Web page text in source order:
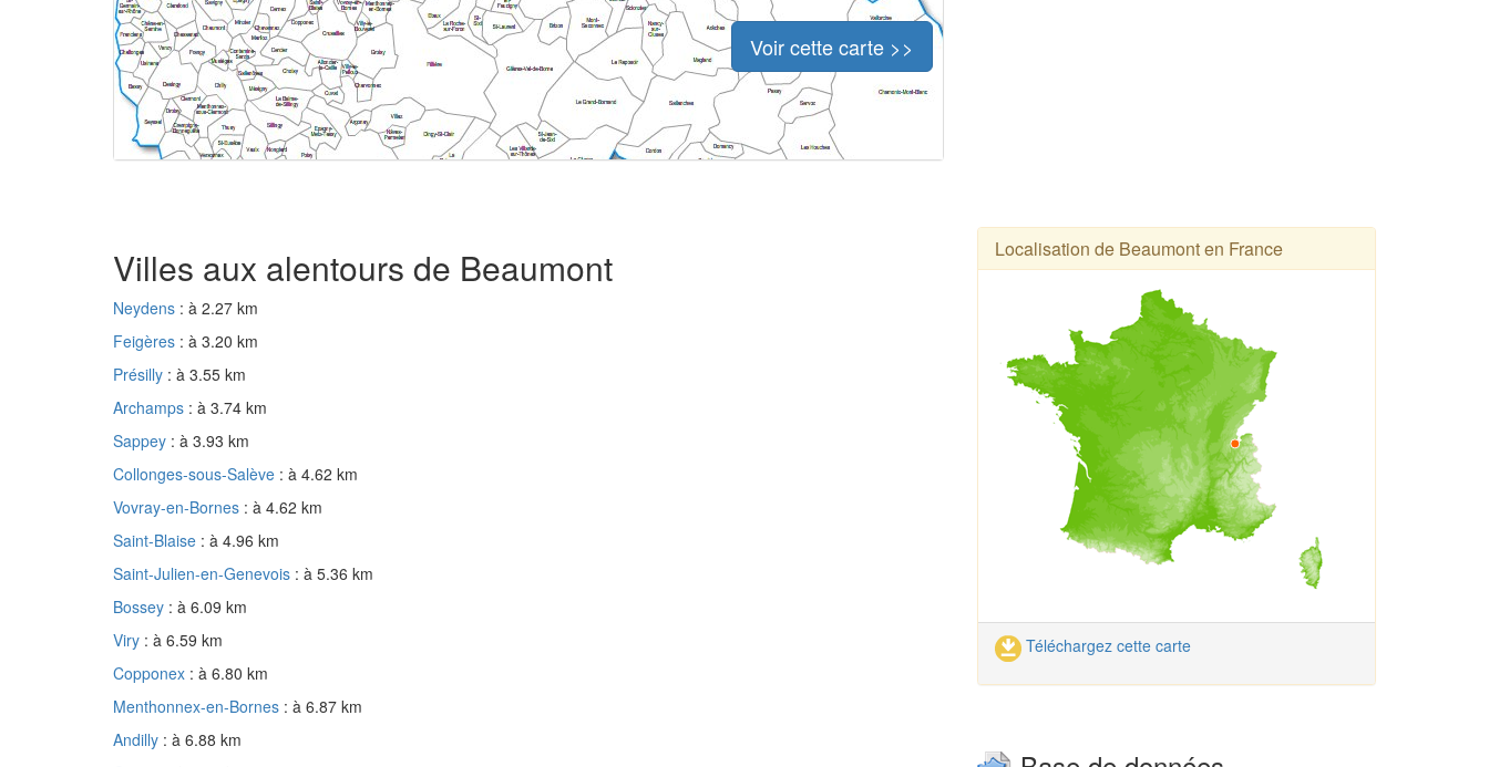
Voir cette carte >>
Villes aux alentours de Beaumont
Neydens : à 2.27 km
Feigères : à 3.20 km
Présilly : à 3.55 km
Archamps : à 3.74 km
Sappey : à 3.93 km
Collonges-sous-Salève : à 4.62 km
Vovray-en-Bornes : à 4.62 km
Saint-Blaise : à 4.96 km
Saint-Julien-en-Genevois : à 5.36 km
Bossey : à 6.09 km
Viry : à 6.59 km
Copponex : à 6.80 km
Menthonnex-en-Bornes : à 6.87 km
Andilly : à 6.88 km
Localisation de Beaumont en France
Téléchargez cette carte